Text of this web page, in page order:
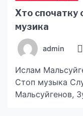
Хто спочатку
музика
admin
Ислам
Стоп музыка
Мальсуйгенов,